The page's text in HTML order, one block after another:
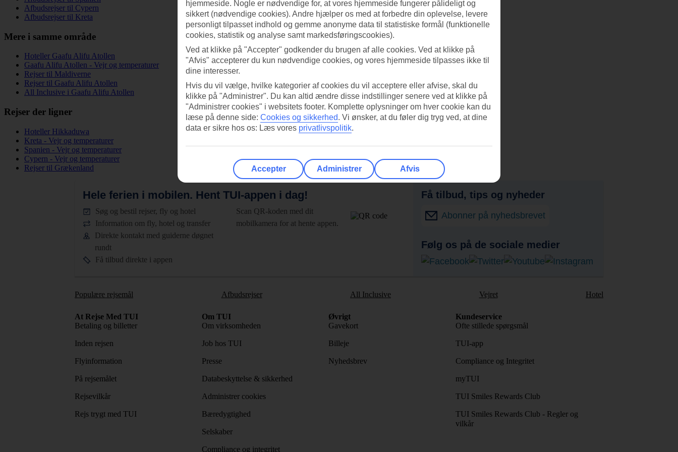
Afbudsrejser til Cypern
Afbudsrejser til Kreta
Mere i samme område
Hoteller Gaafu Alifu Atollen
Gaafu Alifu Atollen - Vejr og temperaturer
Rejser til Maldiverne
Rejser til Gaafu Alifu Atollen
All Inclusive i Gaafu Alifu Atollen
Rejser der ligner
Hoteller Hikkaduwa
Kreta - Vejr og temperaturer
Spanien - Vejr og temperaturer
Cypern - Vejr og temperaturer
Rejser til Grækenland
Hele ferien i mobilen. Hent TUI-appen i dag!
Søg og bestil rejser, fly og hotel
Information om fly, hotel og transfer
Direkte kontakt med guiderne døgnet
rundt
Få tilbud direkte i appen
Scan QR-koden med dit
mobilkamera for at hente appen.
Få tilbud, tips og nyheder
Abonner på nyhedsbrevet
Følg os på de sociale medier
Populære rejsemål Afbudsrejser All Inclusive Vejret Hotel
At Rejse Med TUI
Betaling og billetter
Inden rejsen
Flyinformation
På rejsemålet
Rejsevilkår
Rejs trygt med TUI
Om TUI
Om virksomheden
Job hos TUI
Presse
Databeskyttelse & sikkerhed
Administrer cookies
Bæredygtighed
Selskaber
Compliance og integritet
Øvrigt
Gavekort
Billeje
Nyhedsbrev
Kundeservice
Ofte stillede spørgsmål
TUI-app
Compliance og Integritet
myTUI
TUI Smiles Rewards Club
TUI Smiles Rewards Club - Regler og
vilkår
hjemmeside. Nogle er nødvendige for, at vores hjemmeside fungerer pålideligt og
sikkert (nødvendige cookies). Andre hjælper os med at forbedre din oplevelse, levere
personligt tilpasset indhold og gemme anonyme data til statistiske formål (funktionelle
cookies, statistik og analyse samt markedsføringscookies).
Ved at klikke på "Accepter" godkender du brugen af alle cookies. Ved at klikke på
"Afvis" accepterer du kun nødvendige cookies, og vores hjemmeside tilpasses ikke til
dine interesser.
Hvis du vil vælge, hvilke kategorier af cookies du vil acceptere eller afvise, skal du
klikke på "Administrer". Du kan altid ændre disse indstillinger senere ved at klikke på
"Administrer cookies" i websitets footer. Komplette oplysninger om hver cookie kan du
læse på denne side: Cookies og sikkerhed. Vi ønsker, at du føler dig tryg ved, at dine
data er sikre hos os: Læs vores privatlivspolitik.
Accepter Administrer Afvis